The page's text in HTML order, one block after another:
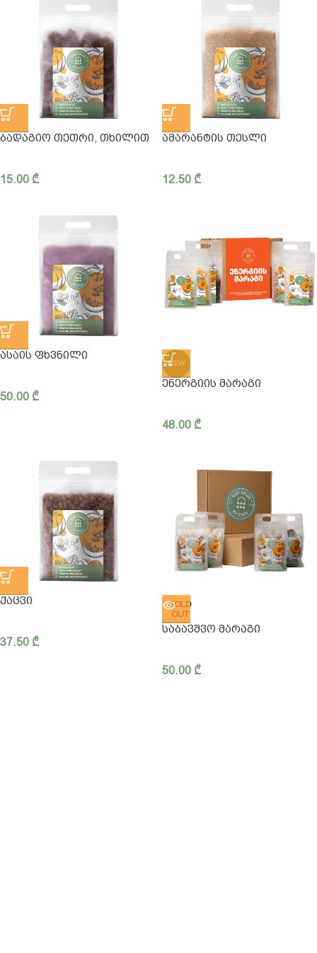
ᲑᲐᲓᲐᲒᲘᲝ ᲗᲔᲗᲠᲘ, ᲗᲮᲘᲚᲘᲗ
15.00 ₾
ᲐᲛᲐᲠᲐᲜᲢᲘᲡ ᲗᲔᲡᲚᲘ
12.50 ₾
ᲐᲡᲐᲘᲡ ᲤᲮᲕᲜᲘᲚᲘ
50.00 ₾
NEW
ᲔᲜᲔᲠᲒᲘᲘᲡ ᲛᲐᲠᲐᲒᲘ
48.00 ₾
ᲥᲐᲪᲕᲘ
37.50 ₾
SOLD
OUT
ᲡᲐᲑᲐᲕᲨᲕᲝ ᲛᲐᲠᲐᲒᲘ
50.00 ₾